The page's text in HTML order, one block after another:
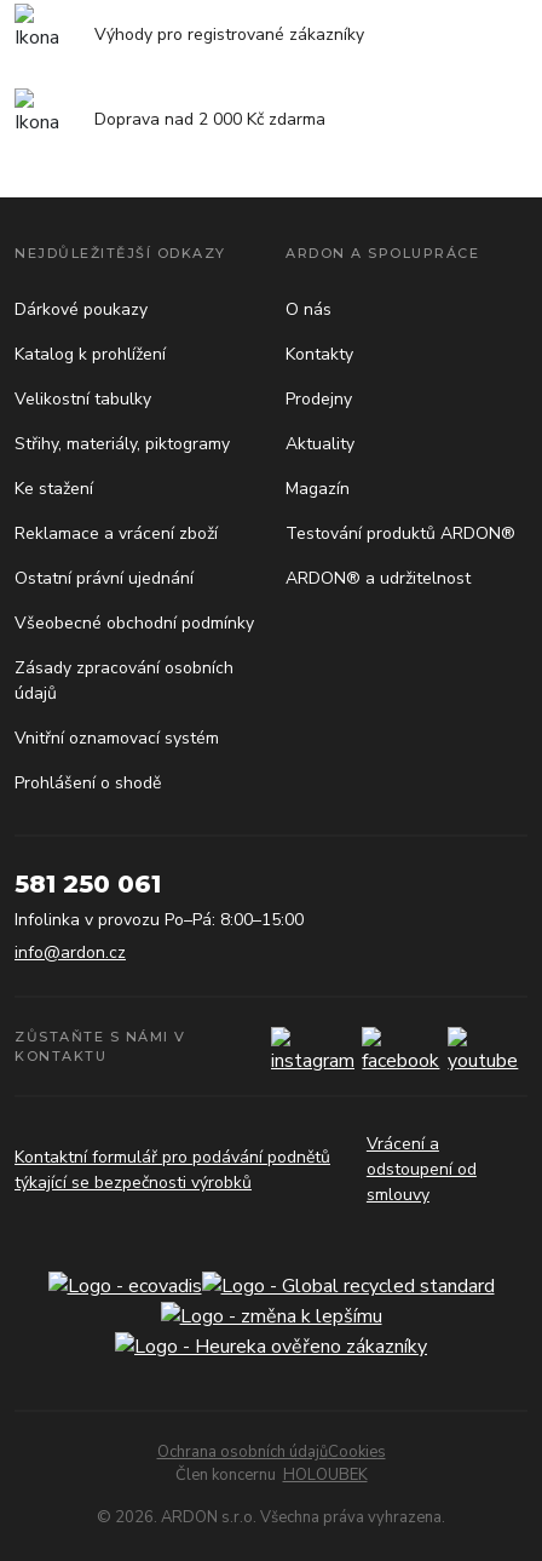
Výhody pro registrované zákazníky
Doprava nad 2 000 Kč zdarma
NEJDŮLEŽITĚJŠÍ ODKAZY
Dárkové poukazy
Katalog k prohlížení
Velikostní tabulky
Střihy, materiály, piktogramy
Ke stažení
Reklamace a vrácení zboží
Ostatní právní ujednání
Všeobecné obchodní podmínky
Zásady zpracování osobních
údajů
Vnitřní oznamovací systém
Prohlášení o shodě
ARDON A SPOLUPRÁCE
O nás
Kontakty
Prodejny
Aktuality
Magazín
Testování produktů ARDON®
ARDON® a udržitelnost
581 250 061
Infolinka v provozu Po–Pá: 8:00–15:00
info@ardon.cz
ZŮSTAŇTE S NÁMI V
KONTAKTU
Kontaktní formulář pro podávání podnětů
týkající se bezpečnosti výrobků
Vrácení a
odstoupení od
smlouvy
Ochrana osobních údajůCookies
Člen koncernu HOLOUBEK
© 2026. ARDON s.r.o. Všechna práva vyhrazena.